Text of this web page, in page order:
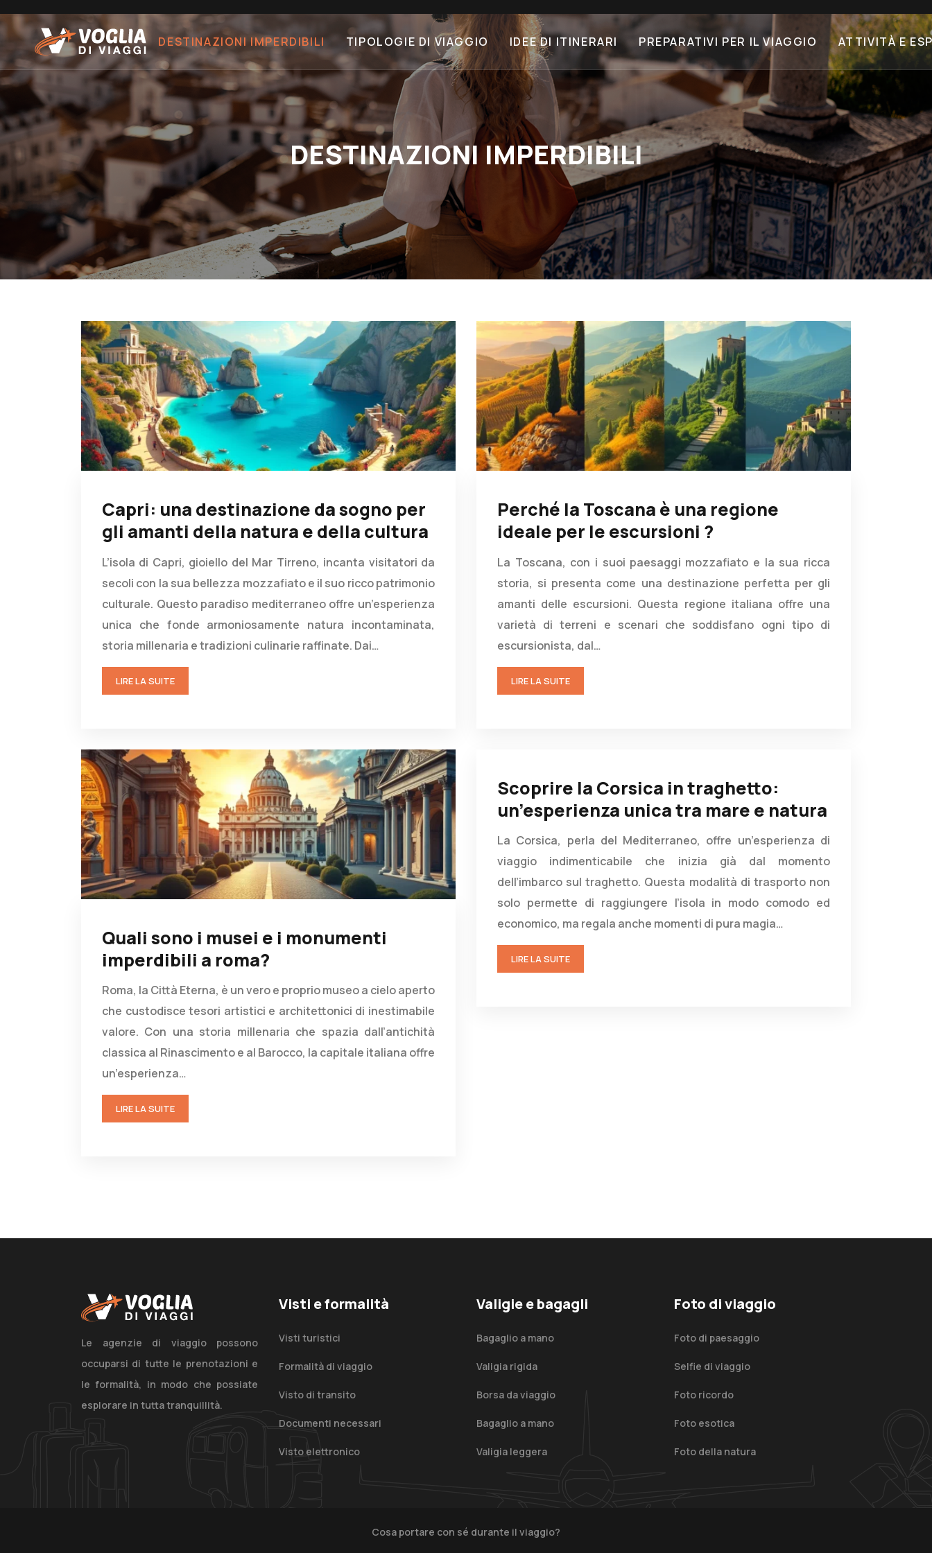
DESTINAZIONI IMPERDIBILI TIPOLOGIE DI VIAGGIO IDEE DI ITINERARI PREPARATIVI PER IL VIAGGIO ATTIVITÀ E
DESTINAZIONI IMPERDIBILI
Capri: una destinazione da sogno per
gli amanti della natura e della cultura
L’isola di Capri, gioiello del Mar Tirreno, incanta visitatori da
secoli con la sua bellezza mozzafiato e il suo ricco patrimonio
culturale. Questo paradiso mediterraneo offre un’esperienza
unica che fonde armoniosamente natura incontaminata,
storia millenaria e tradizioni culinarie raffinate. Dai…
LIRE LA SUITE
Perché la Toscana è una regione
ideale per le escursioni ?
La Toscana, con i suoi paesaggi mozzafiato e la sua ricca
storia, si presenta come una destinazione perfetta per gli
amanti delle escursioni. Questa regione italiana offre una
varietà di terreni e scenari che soddisfano ogni tipo di
escursionista, dal…
LIRE LA SUITE
Quali sono i musei e i monumenti
imperdibili a roma?
Roma, la Città Eterna, è un vero e proprio museo a cielo aperto
che custodisce tesori artistici e architettonici di inestimabile
valore. Con una storia millenaria che spazia dall’antichità
classica al Rinascimento e al Barocco, la capitale italiana offre
un’esperienza…
LIRE LA SUITE
Scoprire la Corsica in traghetto:
un’esperienza unica tra mare e natura
La Corsica, perla del Mediterraneo, offre un’esperienza di
viaggio indimenticabile che inizia già dal momento
dell’imbarco sul traghetto. Questa modalità di trasporto non
solo permette di raggiungere l’isola in modo comodo ed
economico, ma regala anche momenti di pura magia…
LIRE LA SUITE
Le agenzie di viaggio possono
occuparsi di tutte le prenotazioni e
le formalità, in modo che possiate
esplorare in tutta tranquillità.
Visti e formalità
Visti turistici
Formalità di viaggio
Visto di transito
Documenti necessari
Visto elettronico
Valigie e bagagli
Bagaglio a mano
Valigia rigida
Borsa da viaggio
Bagaglio a mano
Valigia leggera
Foto di viaggio
Foto di paesaggio
Selfie di viaggio
Foto ricordo
Foto esotica
Foto della natura
Cosa portare con sé durante il viaggio?